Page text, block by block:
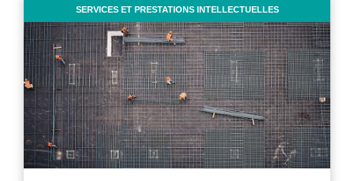
SERVICES ET PRESTATIONS INTELLECTUELLES